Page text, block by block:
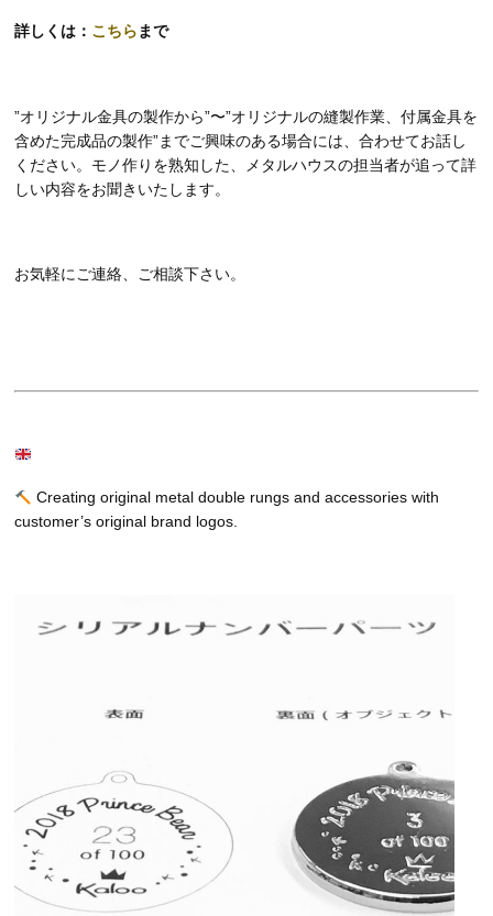
詳しくは： こちら まで
”オリジナル金具の製作から”〜”オリジナルの縫製作業、付属金具を
含めた完成品の製作”までご興味のある場合には、合わせてお話し
ください。モノ作りを熟知した、メタルハウスの担当者が追って詳
しい内容をお聞きいたします。
お気軽にご連絡、ご相談下さい。
Creating original metal double rungs and accessories with
customer’s original brand logos.